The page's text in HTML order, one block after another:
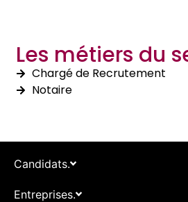
Les métiers du
Chargé de Recrutement
Notaire
Candidats.
Entreprises.